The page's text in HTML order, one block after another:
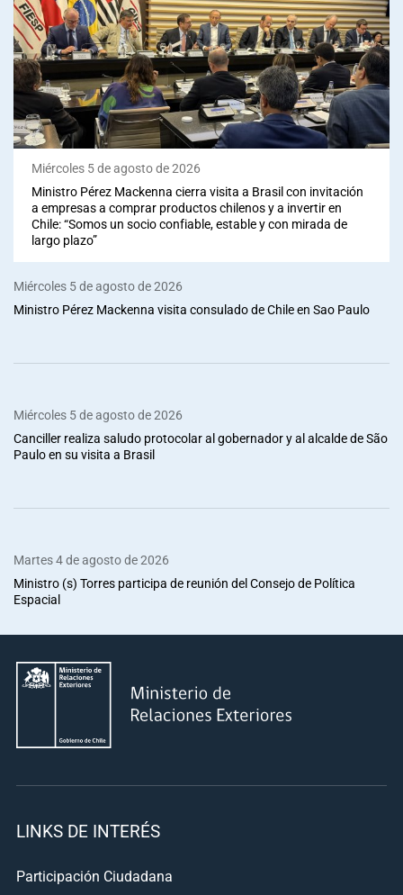
Miércoles 5 de agosto de 2026
Ministro Pérez Mackenna cierra visita a Brasil con invitación
a empresas a comprar productos chilenos y a invertir en
Chile: “Somos un socio confiable, estable y con mirada de
largo plazo”
Miércoles 5 de agosto de 2026
Ministro Pérez Mackenna visita consulado de Chile en Sao Paulo
Miércoles 5 de agosto de 2026
Canciller realiza saludo protocolar al gobernador y al alcalde de São
Paulo en su visita a Brasil
Martes 4 de agosto de 2026
Ministro (s) Torres participa de reunión del Consejo de Política
Espacial
LINKS DE INTERÉS
Participación Ciudadana